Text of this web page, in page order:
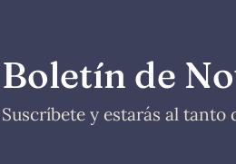
Boletín de
Suscríbete y estarás al tanto